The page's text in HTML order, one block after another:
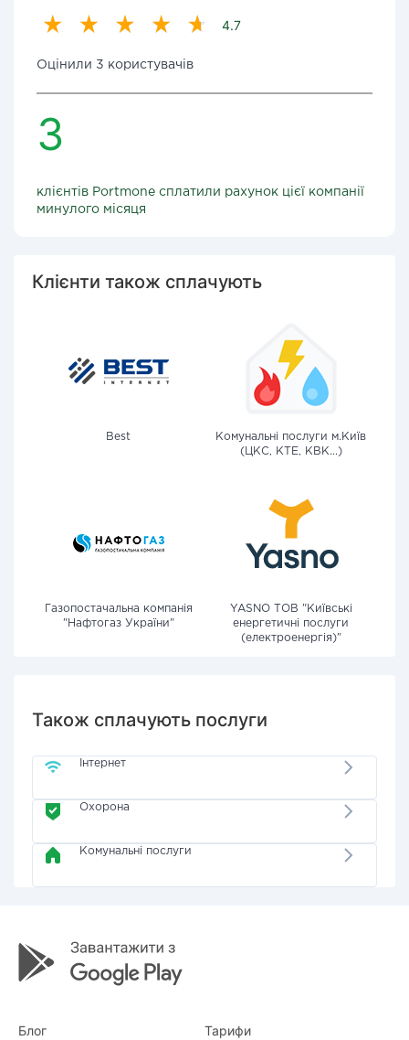
4.7
Оцінили 3 користувачів
3
клієнтів Portmone сплатили рахунок цієї компанії
минулого місяця
Клієнти також сплачують
Best
Комунальні послуги м.Київ
(ЦКС, КТЕ, КВК...)
Газопостачальна компанія
"Нафтогаз України"
YASNO ТОВ "Київські
енергетичні послуги
(електроенергія)"
Також сплачують послуги
Інтернет
Охорона
Комунальні послуги
Блог Тарифи